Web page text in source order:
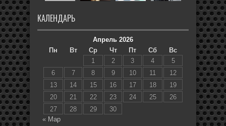
КАЛЕНДАРЬ
Апрель 2026
Пн
Вт Ср Чт Пт Сб
Вс
1
2 3 4
5
6
7 8 9 10 11
12
13
14 15 16 17 18
19
20
21 22 23 24 25
26
27
28 29
30
« Мар